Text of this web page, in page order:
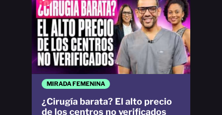
MIRADA FEMENINA
¿Cirugía barata? El alto precio
de los centros no verificados